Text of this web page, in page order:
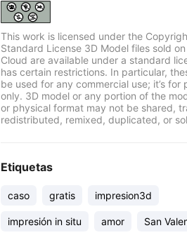
This work is licensed under the
Standard License 3D Model files sold
Cloud are available under a standard
has certain restrictions. In particular,
be used for any commercial use; it’s for
only. 3D model or any portion of the
or physical format may not be shared,
redistributed, remixed, duplicated, or
Etiquetas
caso gratis impresion3d
impresión in situ amor San